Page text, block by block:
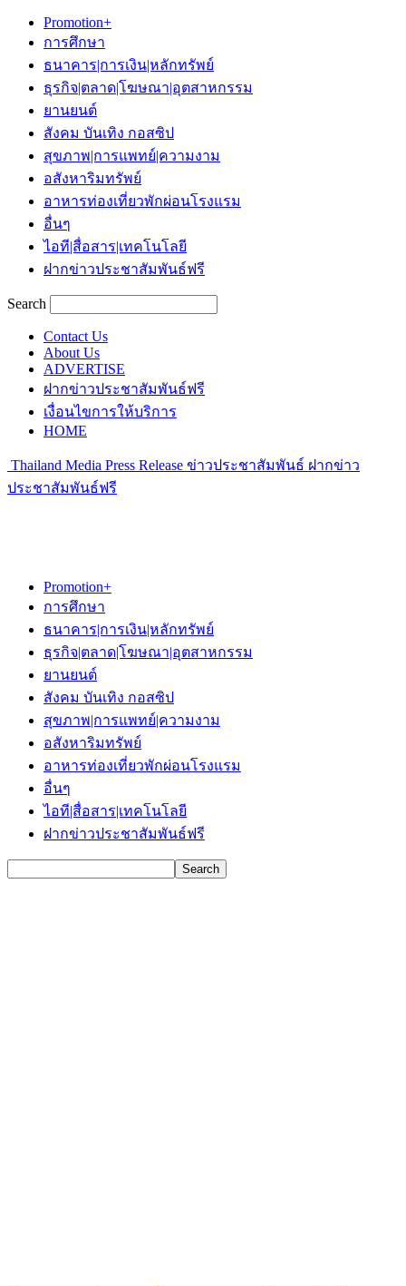
Promotion+
การศึกษา
ธนาคาร|การเงิน|หลักทรัพย์
ธุรกิจ|ตลาด|โฆษณา|อุตสาหกรรม
ยานยนต์
สังคม บันเทิง กอสซิป
สุขภาพ|การแพทย์|ความงาม
อสังหาริมทรัพย์
อาหารท่องเที่ยวพักผ่อนโรงแรม
อื่นๆ
ไอที|สื่อสาร|เทคโนโลยี
ฝากข่าวประชาสัมพันธ์ฟรี
Search
Contact Us
About Us
ADVERTISE
ฝากข่าวประชาสัมพันธ์ฟรี
เงื่อนไขการให้บริการ
HOME
Thailand Media Press Release ข่าวประชาสัมพันธ์ ฝากข่าว
ประชาสัมพันธ์ฟรี
Promotion+
การศึกษา
ธนาคาร|การเงิน|หลักทรัพย์
ธุรกิจ|ตลาด|โฆษณา|อุตสาหกรรม
ยานยนต์
สังคม บันเทิง กอสซิป
สุขภาพ|การแพทย์|ความงาม
อสังหาริมทรัพย์
อาหารท่องเที่ยวพักผ่อนโรงแรม
อื่นๆ
ไอที|สื่อสาร|เทคโนโลยี
ฝากข่าวประชาสัมพันธ์ฟรี